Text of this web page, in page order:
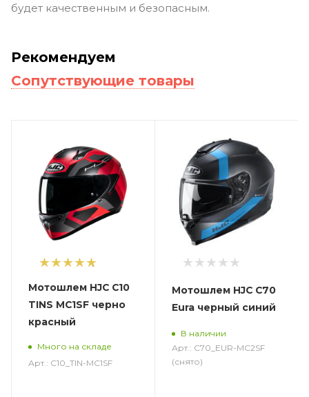
будет качественным и безопасным.
Рекомендуем
Сопутствующие товары
1
Мотошлем HJC C10
TINS MC1SF черно
красный
Много на складе
Арт.: C10_TIN-MC1SF
Мотошлем HJC C70
Eura черный синий
В наличии
Арт.: C70_EUR-MC2SF
(снято)